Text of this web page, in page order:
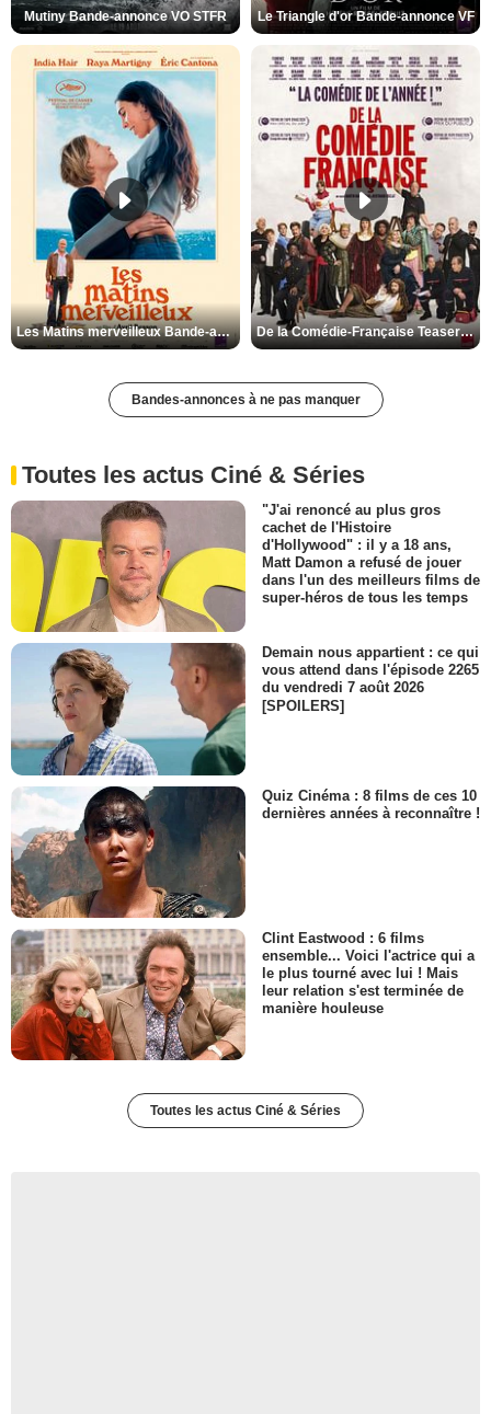
Mutiny Bande-annonce VO STFR Le Triangle d'or Bande-annonce VF
Les Matins merveilleux Bande-annonce VF De la Comédie-Française Teaser VF
Bandes-annonces à ne pas manquer
Toutes les actus Ciné & Séries
"J'ai renoncé au plus gros
cachet de l'Histoire
d'Hollywood" : il y a 18 ans,
Matt Damon a refusé de jouer
dans l'un des meilleurs films de
super-héros de tous les temps
Demain nous appartient : ce qui
vous attend dans l'épisode 2265
du vendredi 7 août 2026
[SPOILERS]
Quiz Cinéma : 8 films de ces 10
dernières années à reconnaître !
Clint Eastwood : 6 films
ensemble... Voici l'actrice qui a
le plus tourné avec lui ! Mais
leur relation s'est terminée de
manière houleuse
Toutes les actus Ciné & Séries